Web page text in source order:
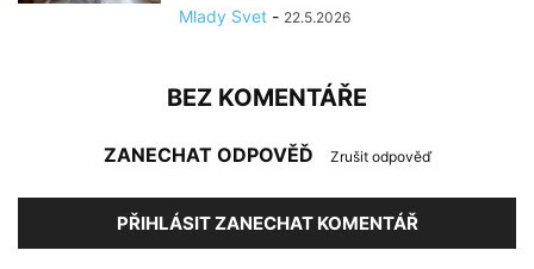
Mlady Svet - 22.5.2026
BEZ KOMENTÁŘE
ZANECHAT ODPOVĚĎ Zrušit odpověď
PŘIHLÁSIT ZANECHAT KOMENTÁŘ